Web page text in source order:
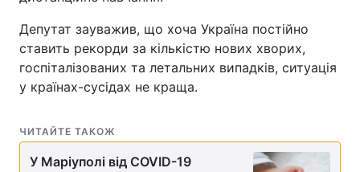
Депутат зауважив, що хоча Україна постійно
ставить рекорди за кількістю нових хворих,
госпіталізованих та летальних випадків, ситуація
у країнах-сусідах не краща.
ЧИТАЙТЕ ТАКОЖ
У Маріуполі від COVID-19